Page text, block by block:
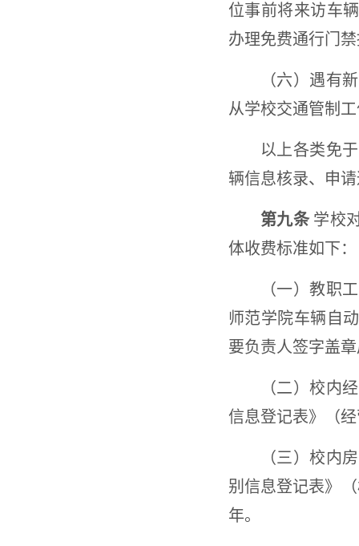
位事前将来访车
办理免费通行门
（六）遇有
从学校交通管制
以上各类免
辆信息核录、申
第九条学校
体收费标准如下：
（一）教职
师范学院车辆自
要负责人签字盖
（二）校内
信息登记表》（
（三）校内
别信息登记表》
年。